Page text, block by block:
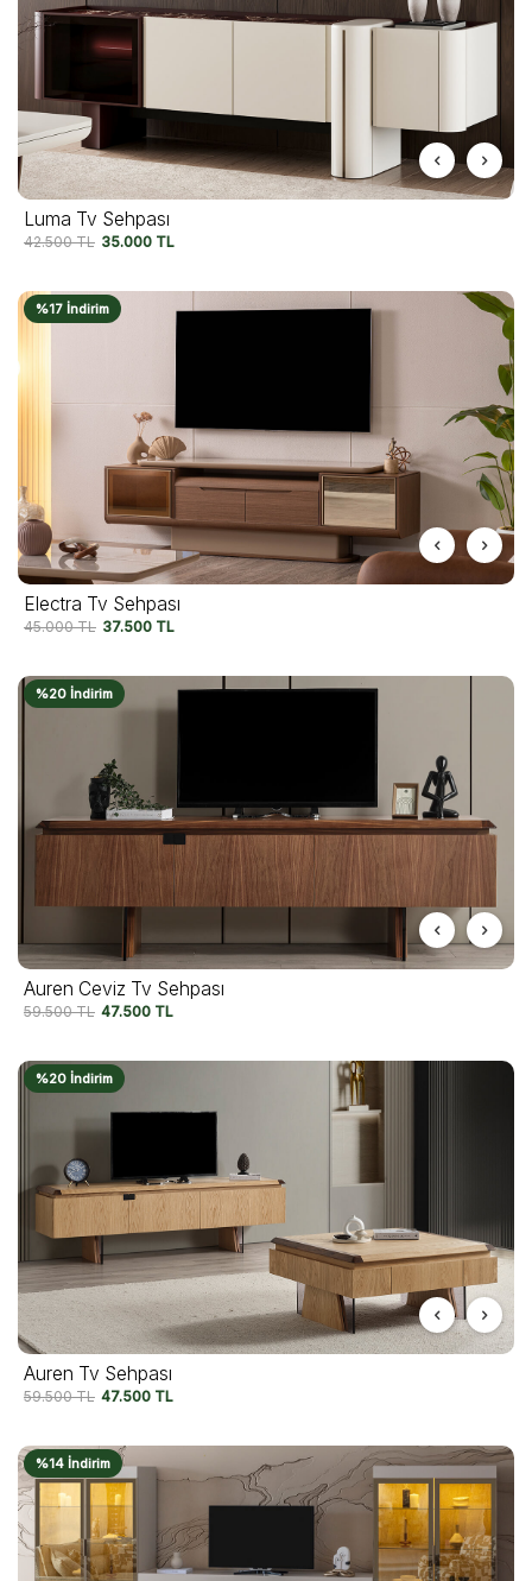
Luma Tv Sehpası
42.500TL 35.000 TL
%17 İndirim
Electra Tv Sehpası
45.000TL 37.500 TL
%20 İndirim
Auren Ceviz Tv Sehpası
59.500TL 47.500 TL
%20 İndirim
Auren Tv Sehpası
59.500TL 47.500 TL
%14 İndirim